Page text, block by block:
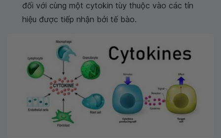
đối với cùng một cytokin tùy thuộc vào các tín
hiệu được tiếp nhận bởi tế bào.